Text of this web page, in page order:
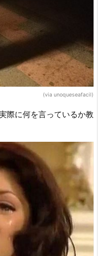
(via unoqueseafacil)
際に何を言っているか教